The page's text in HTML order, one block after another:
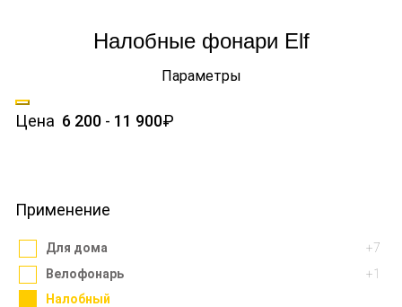
АккумуляторыНалобные фонари Elf
Параметры
Цена 6 200 - 11 900₽
Применение
Для дома
+7
Велофонарь
+1
Налобный